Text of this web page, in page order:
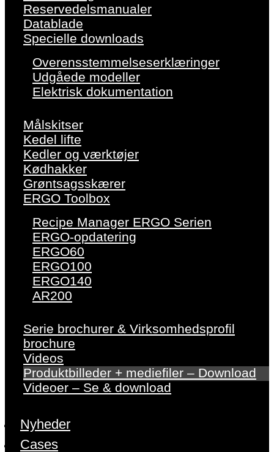
Reservedelsmanualer
Datablade
Specielle downloads
Overensstemmelseserklæringer
Udgåede modeller
Elektrisk dokumentation
Målskitser
Kedel lifte
Kedler og værktøjer
Kødhakker
Grøntsagsskærer
ERGO Toolbox
Recipe Manager ERGO Serien
ERGO-opdatering
ERGO60
ERGO100
ERGO140
AR200
Serie brochurer & Virksomhedsprofil
brochure
Videos
Produktbilleder + mediefiler – Download
Videoer – Se & download
Nyheder
Cases